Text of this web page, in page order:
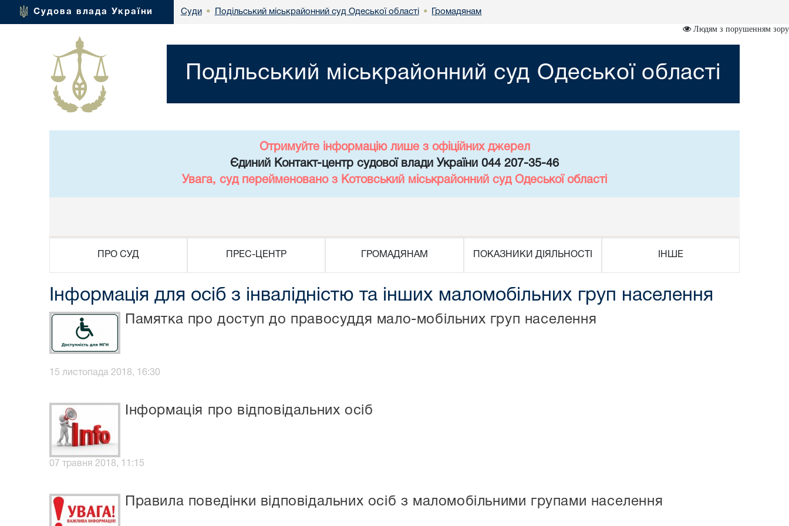
Судова влада України Суди • Подільський міськрайонний суд Одеської області • Громадянам
Людям з порушенням зору
Подільський міськрайонний суд Одеської області
Отримуйте інформацію лише з офіційних джерел
Єдиний Контакт-центр судової влади України 044 207-35-46
Увага, суд перейменовано з Котовський міськрайонний суд Одеської області
ПРО СУД ПРЕС-ЦЕНТР ГРОМАДЯНАМ ПОКАЗНИКИ ДІЯЛЬНОСТІ ІНШЕ
Інформація для осіб з інвалідністю та інших маломобільних груп населення
Памятка про доступ до правосуддя мало-мобільних груп населення
15 листопада 2018, 16:30
Інформація про відповідальних осіб
07 травня 2018, 11:15
Правила поведінки відповідальних осіб з маломобільними групами населення